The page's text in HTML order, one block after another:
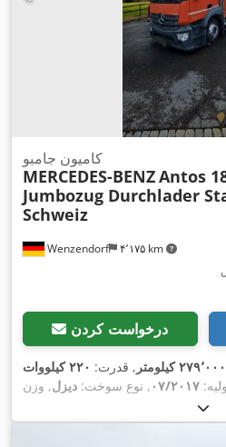
Wenzendorf ۴٬۱۷۵ km
کامیون جامبو
MERCEDES-BENZAntos
Jumbozug Durchlader
Schweiz
درخواست کردن
۲۷۹٬۰۰۰ کیلومتر , قدرت:
۲۲۰ کیلووات
۰۷/۲۰۱۷ , نوع سوخت: دیزل, وزن
محور:
انتشار:یورو ۶ , سال ساخت:۲۰۱۷,